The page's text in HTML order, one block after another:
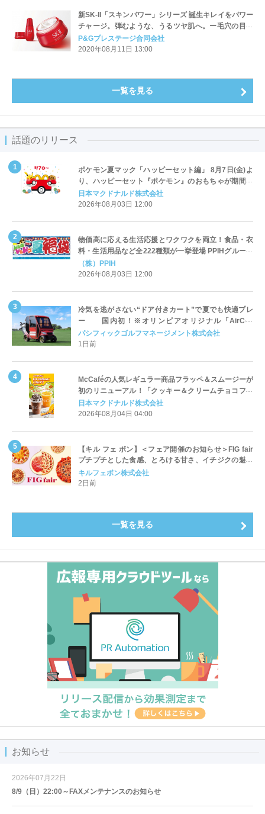
新SK-II「スキンパワー」シリーズ 誕生キレイをパワー
チャージ。弾むような、うるツヤ肌へ。ー毛穴の目立
ちやハリ不足、エイジングケア*1が気になり始めた方
にー
P&Gプレステージ合同会社
2020年08月11日 13:00
一覧を見る
話題のリリース
ポケモン夏マック「ハッピーセット編」 8月7日(金)よ
り、ハッピーセット『ポケモン』のおもちゃが期間限
定登場
日本マクドナルド株式会社
2026年08月03日 12:00
物価高に応える生活応援とワクワクを両立！食品・衣
料・生活用品など全222種類が一挙登場 PPIHグループ
「夏福袋」＆セール 8月6日(木)より順次スタート
（株）PPIH
2026年08月03日 12:00
冷気を逃がさない“ドア付きカート”で夏でも快適プレ
ー 国内初！※オリンピアオリジナル「AirCon
Cart（エアコンカート）」導入 | ＰＧＭ
パシフィックゴルフマネージメント株式会社
1日前
McCaféの人気レギュラー商品フラッペ＆スムージーが
初のリニューアル！「クッキー＆クリームチョコフラ
ッペ」「マンゴースムージー」8月5日（水）から販売
開始
日本マクドナルド株式会社
2026年08月04日 04:00
【キル フェ ボン】＜フェア開催のお知らせ＞FIG fair
プチプチとした食感、とろける甘さ、イチジクの魅力
をたっぷりと。新作を含め、イチジク尽くしの全4種が
登場8月20日（木）スタート
キルフェボン株式会社
2日前
一覧を見る
お知らせ
2026年07月22日
8/9（日）22:00～FAXメンテナンスのお知らせ